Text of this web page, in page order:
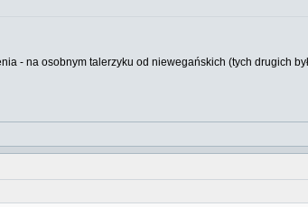
- na osobnym talerzyku od niewegańskich (tych drugich